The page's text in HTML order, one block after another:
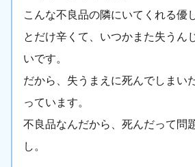
こんな不良品の隣にいてくれる優
とだけ辛くて、いつかまた失うん
いです。
だから、失うまえに死んでしまい
っています。
不良品なんだから、死んだって問
し。